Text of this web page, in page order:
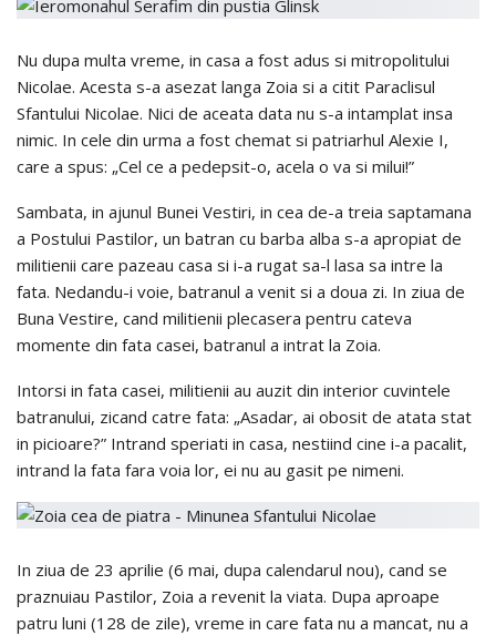
Nu dupa multa vreme, in casa a fost adus si mitropolitului
Nicolae. Acesta s-a asezat langa Zoia si a citit Paraclisul
Sfantului Nicolae. Nici de aceata data nu s-a intamplat insa
nimic. In cele din urma a fost chemat si patriarhul Alexie I,
care a spus: „Cel ce a pedepsit-o, acela o va si milui!”
Sambata, in ajunul Bunei Vestiri, in cea de-a treia saptamana
a Postului Pastilor, un batran cu barba alba s-a apropiat de
militienii care pazeau casa si i-a rugat sa-l lasa sa intre la
fata. Nedandu-i voie, batranul a venit si a doua zi. In ziua de
Buna Vestire, cand militienii plecasera pentru cateva
momente din fata casei, batranul a intrat la Zoia.
Intorsi in fata casei, militienii au auzit din interior cuvintele
batranului, zicand catre fata: „Asadar, ai obosit de atata stat
in picioare?” Intrand speriati in casa, nestiind cine i-a pacalit,
intrand la fata fara voia lor, ei nu au gasit pe nimeni.
In ziua de 23 aprilie (6 mai, dupa calendarul nou), cand se
praznuiau Pastilor, Zoia a revenit la viata. Dupa aproape
patru luni (128 de zile), vreme in care fata nu a mancat, nu a